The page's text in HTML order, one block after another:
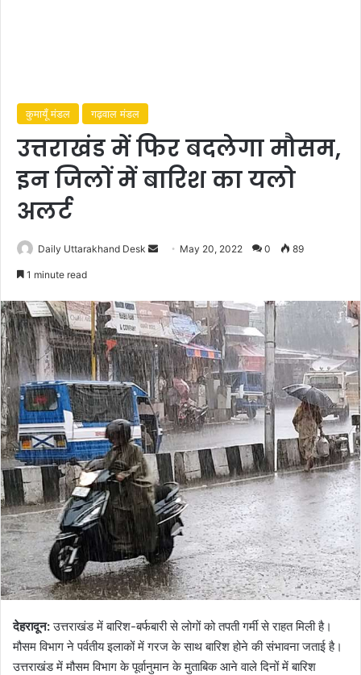
कुमायूँ मंडल गढ़वाल मंडल
उत्तराखंड में फिर बदलेगा मौसम,
इन जिलों में बारिश का यलो
अलर्ट
Daily Uttarakhand Desk
Send May 20, 2022 0 89
1 minute read
देहरादून:उत्तराखंड में बारिश-बर्फबारी से लोगों को तपती गर्मी से राहत मिली है।
मौसम विभाग ने पर्वतीय इलाकों में गरज के साथ बारिश होने की संभावना जताई है।
उत्तराखंड में मौसम विभाग के पूर्वानुमान के मुताबिक आने वाले दिनों में बारिश